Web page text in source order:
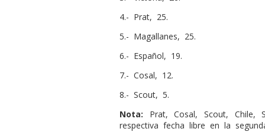
4.- Prat, 25.
5.- Magallanes, 25.
6.- Español, 19.
7.- Cosal, 12.
8.- Scout, 5.
Nota: Prat, Cosal, Scout, Chile,
respectiva fecha libre en la